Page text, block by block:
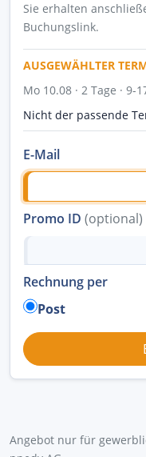
Sie erhalten
Buchungslink.
AUSGEWÄHLTER
Mo 10.08 · 2 Tage · 9-
Nicht der passende
E-Mail
Promo ID (optional)
Rechnung per
Post
Angebot nur für